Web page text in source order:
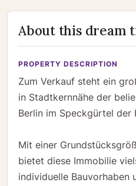
About this dream
PROPERTY DESCRIPTION
Zum Verkauf steht ein
in Stadtkernnähe der
Berlin im Speckgürtel der
Mit einer
bietet diese Immobilie
individuelle Bauvorhaben